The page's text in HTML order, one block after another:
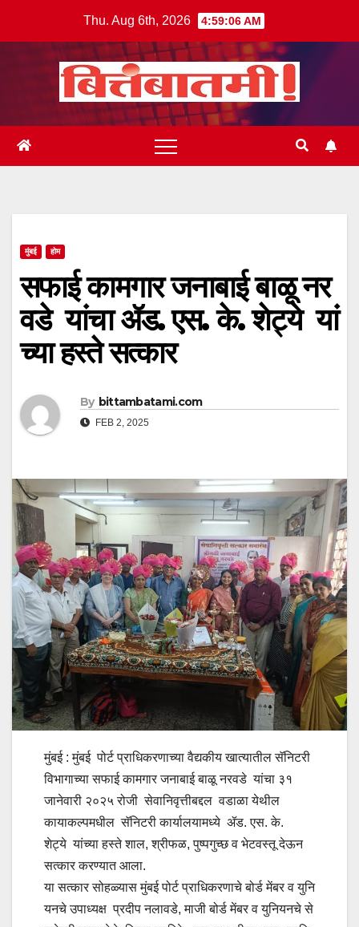
Thu. Aug 6th, 2026 4:59:06 AM
मुंबई होम
सफाई कामगार जनाबाई बाळू नर
वडे यांचा ॲड. एस. के. शेट्ये यां
च्या हस्ते सत्कार
By bittambatami.com
FEB 2, 2025
मुंबई : मुंबई पोर्ट प्राधिकरणाच्या वैद्यकीय खात्यातील सॅनिटरी
विभागाच्या सफाई कामगार जनाबाई बाळू नरवडे यांचा ३१
जानेवारी २०२५ रोजी सेवानिवृत्तीबद्दल वडाळा येथील
कायाकल्पमधील सॅनिटरी कार्यालयामध्ये ॲड. एस. के.
शेट्ये यांच्या हस्ते शाल, श्रीफळ, पुष्पगुच्छ व भेटवस्तू देऊन
सत्कार करण्यात आला.
या सत्कार सोहळ्यास मुंबई पोर्ट प्राधिकरणाचे बोर्ड मेंबर व युनि
यनचे उपाध्यक्ष प्रदीप नलावडे, माजी बोर्ड मेंबर व युनियनचे से